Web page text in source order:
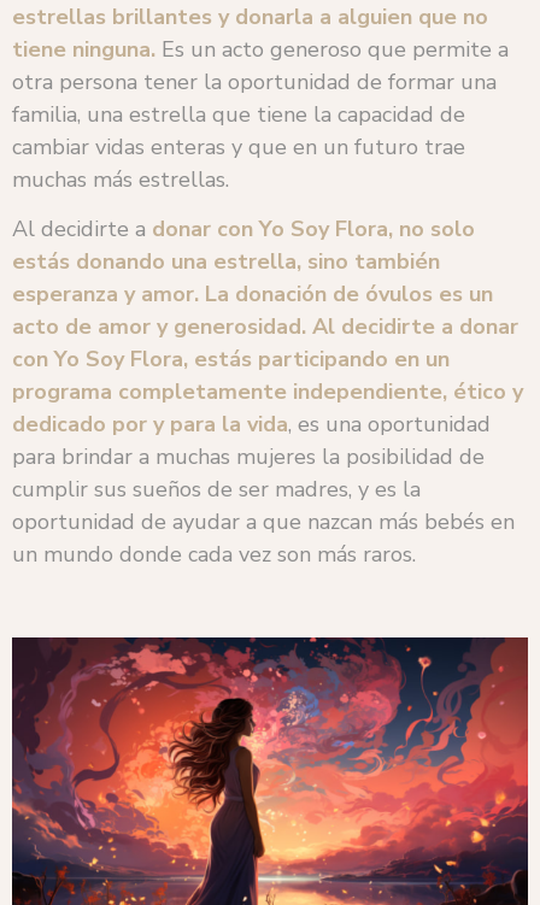
estrellas brillantes y donarla a alguien que no
tiene ninguna. Es un acto generoso que permite a
otra persona tener la oportunidad de formar una
familia, una estrella que tiene la capacidad de
cambiar vidas enteras y que en un futuro trae
muchas más estrellas.
Al decidirte a donar con Yo Soy Flora, no solo
estás donando una estrella, sino también
esperanza y amor. La donación de óvulos es un
acto de amor y generosidad. Al decidirte a donar
con Yo Soy Flora, estás participando en un
programa completamente independiente, ético y
dedicado por y para la vida, es una oportunidad
para brindar a muchas mujeres la posibilidad de
cumplir sus sueños de ser madres, y es la
oportunidad de ayudar a que nazcan más bebés en
un mundo donde cada vez son más raros.